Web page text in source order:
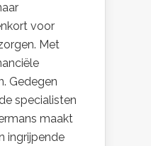
voor
Met
Gedegen
specialisten
maakt
ingrijpende